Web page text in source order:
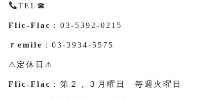
TEL☎
Flic-Flac ：03-5392-0215
ｒemile ：03-3934-5575
⚠定休日⚠
Flic-Flac ：第２，３月曜日 毎週火曜日